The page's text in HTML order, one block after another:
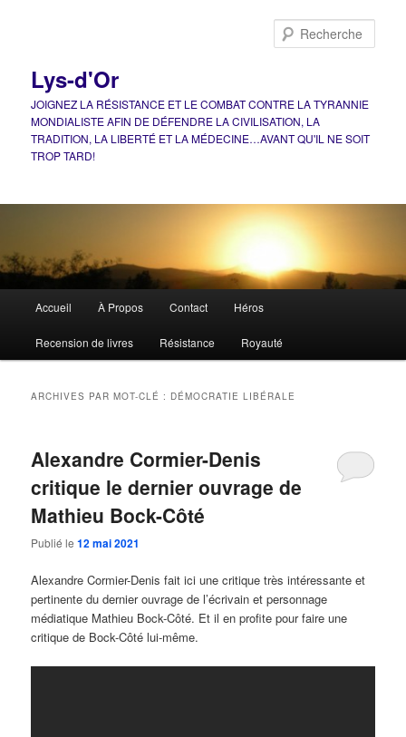
Lys-d'Or
JOIGNEZ LA RÉSISTANCE ET LE COMBAT CONTRE LA TYRANNIE
MONDIALISTE AFIN DE DÉFENDRE LA CIVILISATION, LA
TRADITION, LA LIBERTÉ ET LA MÉDECINE…AVANT QU'IL NE SOIT
TROP TARD!
principal
Accueil À Propos Contact Héros
Recension de livres Résistance Royauté
ARCHIVES PAR MOT-CLÉ : DÉMOCRATIE LIBÉRALE
Alexandre Cormier-Denis
critique le dernier ouvrage de
Mathieu Bock-Côté
Publié le12 mai 2021
Alexandre Cormier-Denis fait ici une critique très intéressante et
pertinente du dernier ouvrage de l’écrivain et personnage
médiatique Mathieu Bock-Côté. Et il en profite pour faire une
critique de Bock-Côté lui-même.